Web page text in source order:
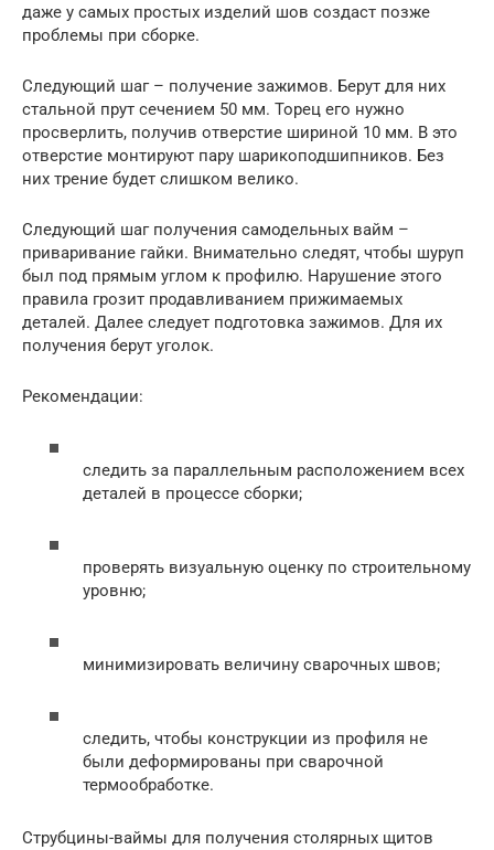
даже у самых простых изделий шов создаст позже
проблемы при сборке.
Следующий шаг – получение зажимов. Берут для них
стальной прут сечением 50 мм. Торец его нужно
просверлить, получив отверстие шириной 10 мм. В это
отверстие монтируют пару шарикоподшипников. Без
них трение будет слишком велико.
Следующий шаг получения самодельных вайм –
приваривание гайки. Внимательно следят, чтобы шуруп
был под прямым углом к профилю. Нарушение этого
правила грозит продавливанием прижимаемых
деталей. Далее следует подготовка зажимов. Для их
получения берут уголок.
Рекомендации:
следить за параллельным расположением всех
деталей в процессе сборки;
проверять визуальную оценку по строительному
уровню;
минимизировать величину сварочных швов;
следить, чтобы конструкции из профиля не
были деформированы при сварочной
термообработке.
Струбцины-ваймы для получения столярных щитов